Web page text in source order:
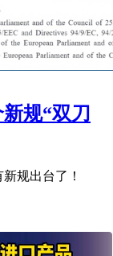
规“双刀
规出台了！